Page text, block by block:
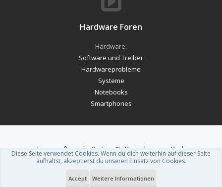
Hardware Foren
Hardware:
Software und Treiber
Hardwareprobleme
Systeme
Notebooks
Smartphones
Forum software by XenForo™-Deutsch von xenDach
Theme designed byThemeHouse .
Diese Seite verwendet Cookies. Wenn du dich weiterhin auf dieser Seite
aufhältst, akzeptierst du unseren Einsatz von Cookies.
Accept Weitere Informationen